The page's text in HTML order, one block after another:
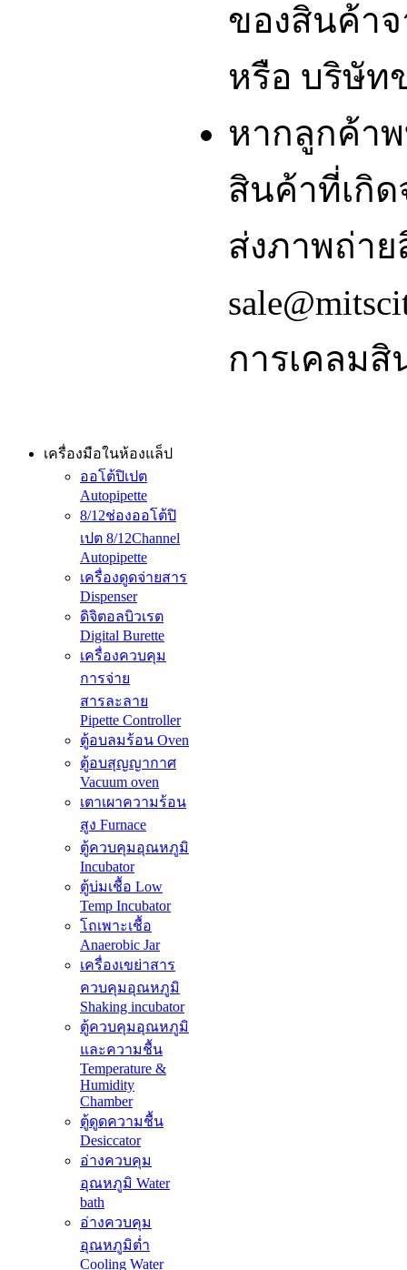
ของสินค้าจ
หรือ บริษัท
หากลูกค้า
สินค้าที่เกิ
ส่งภาพถ่า
การเคลมสิ
เครื่องมือในห้องแล็ป
ออโต้ปิเปต
Autopipette
8/12ช่องออโต้ปิ
เปต 8/12Channel
Autopipette
เครื่องดูดจ่ายสาร
Dispenser
ดิจิตอลบิวเรต
Digital Burette
เครื่องควบคุม
การจ่าย
สารละลาย
Pipette Controller
ตู้อบลมร้อน Oven
ตู้อบสุญญากาศ
Vacuum oven
เตาเผาความร้อน
สูง Furnace
ตู้ควบคุมอุณหภูมิ
Incubator
ตู้บ่มเชื้อ Low
Temp Incubator
โถเพาะเชื้อ
Anaerobic Jar
เครื่องเขย่าสาร
ควบคุมอุณหภูมิ
Shaking incubator
ตู้ควบคุมอุณหภูมิ
และความชื้น
Temperature &
Humidity
Chamber
ตู้ดูดความชื้น
Desiccator
อ่างควบคุม
อุณหภูมิ Water
bath
อ่างควบคุม
อุณหภูมิต่ำ
Cooling Water